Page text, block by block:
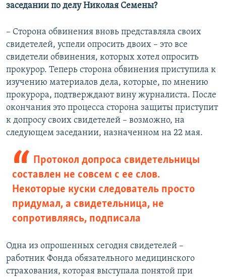
заседании по делу Николая Семены?
– Сторона обвинения вновь представляла своих
свидетелей, успели опросить двоих – это все
свидетели обвинения, которых хотел опросить
прокурор. Теперь сторона обвинения приступила к
изучению материалов дела, которые, по мнению
прокурора, подтверждают вину журналиста. После
окончания это процесса сторона защиты приступит
к допросу своих свидетелей – возможно, на
следующем заседании, назначенном на 22 мая.
Протокол допроса свидетельницы
составлен не совсем с ее слов.
Некоторые куски следователь просто
придумал, а свидетельница, не
сопротивляясь, подписала
Одна из опрошенных сегодня свидетелей –
работник Фонда обязательного медицинского
страхования, которая выступала понятой при